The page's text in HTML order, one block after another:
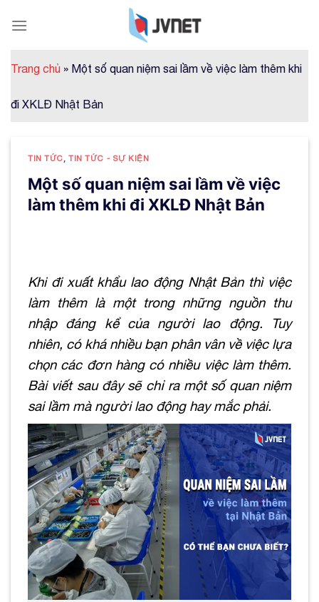
Trang chủ » Một số quan niệm sai lầm về việc làm thêm khi
đi XKLĐ Nhật Bản
TIN TỨC ,TIN TỨC - SỰ KIỆN
Một số quan niệm sai lầm về việc
làm thêm khi đi XKLĐ Nhật Bản
Khi đi xuất khẩu lao động Nhật Bản thì việc
làm thêm là một trong những nguồn thu
nhập đáng kể của người lao động. Tuy
nhiên, có khá nhiều bạn phân vân về việc lựa
chọn các đơn hàng có nhiều việc làm thêm.
Bài viết sau đây sẽ chỉ ra một số quan niệm
sai lầm mà người lao động hay mắc phải.